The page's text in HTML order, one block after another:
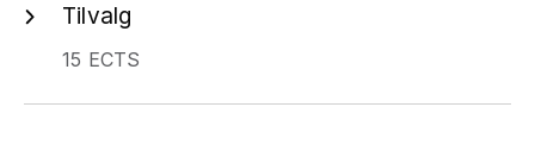
Tilvalg
15 ECTS